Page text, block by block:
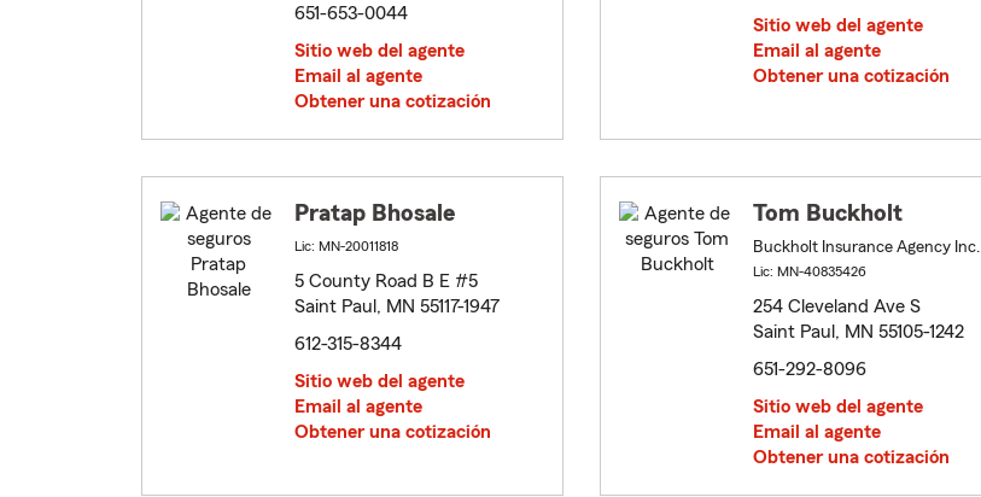
651-653-0044
Sitio web del agente
Email al agente
Obtener una cotización
Sitio web del agente
Email al agente
Obtener una cotización
Pratap Bhosale
Lic: MN-20011818
5 County Road B E #5
Saint Paul, MN 55117-1947
612-315-8344
Sitio web del agente
Email al agente
Obtener una cotización
Tom Buckholt
Buckholt Insurance Agency Inc.
Lic: MN-40835426
254 Cleveland Ave S
Saint Paul, MN 55105-1242
651-292-8096
Sitio web del agente
Email al agente
Obtener una cotización